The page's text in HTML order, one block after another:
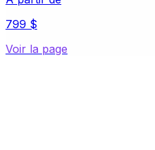
799 $
Voir la page